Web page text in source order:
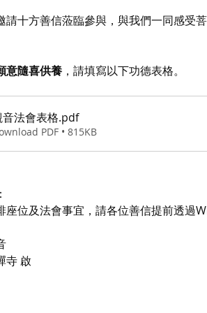
請十方善信蒞臨參與，與我們一同感受
意隨喜供養，請填寫以下功德表格。
音法會表格.pdf
PDF • 815KB
座位及法會事宜，請各位善信提前透過
寺 啟